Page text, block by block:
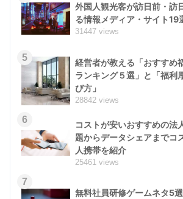
外国人観光客が訪日前・訪
る情報メディア・サイト19
31447 views
5
経営者が教える「おすすめ
ランキング５選」と「福利
び方」
28842 views
6
コストが安いおすすめの法
題からデータシェアまでコ
人携帯を紹介
25461 views
7
無料社員研修ゲームネタ5